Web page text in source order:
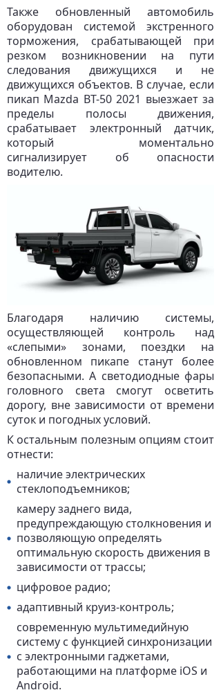
Также обновленный автомобиль
оборудован системой экстренного
торможения, срабатывающей при
резком возникновении на пути
следования движущихся и не
движущихся объектов. В случае, если
пикап Mazda BT-50 2021 выезжает за
пределы полосы движения,
срабатывает электронный датчик,
который моментально
сигнализирует об опасности
водителю.
Благодаря наличию системы,
осуществляющей контроль над
«слепыми» зонами, поездки на
обновленном пикапе станут более
безопасными. А светодиодные фары
головного света смогут осветить
дорогу, вне зависимости от времени
суток и погодных условий.
К остальным полезным опциям стоит
отнести:
наличие электрических
стеклоподъемников;
камеру заднего вида,
предупреждающую столкновения и
позволяющую определять
оптимальную скорость движения в
зависимости от трассы;
цифровое радио;
адаптивный круиз-контроль;
современную мультимедийную
систему с функцией синхронизации
с электронными гаджетами,
работающими на платформе iOS и
Android.